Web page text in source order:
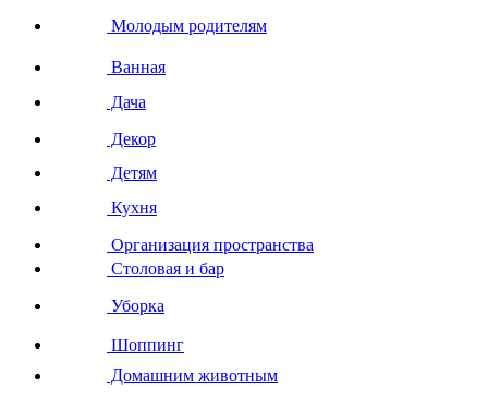
Молодым родителям
Ванная
Дача
Декор
Детям
Кухня
Организация пространства
Столовая и бар
Уборка
Шоппинг
Домашним животным